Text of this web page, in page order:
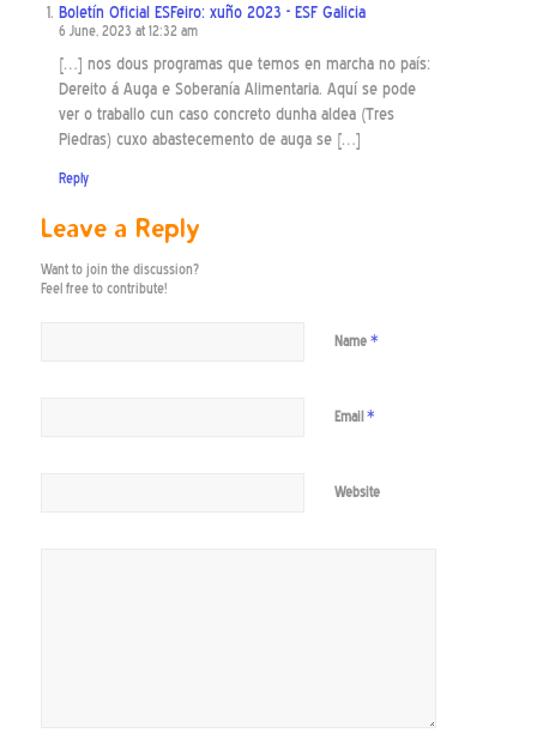
Boletín Oficial ESFeiro: xuño 2023 - ESF Galicia
6 June, 2023 at 12:32 am
[…] nos dous programas que temos en marcha no país:
Dereito á Auga e Soberanía Alimentaria. Aquí se pode
ver o traballo cun caso concreto dunha aldea (Tres
Piedras) cuxo abastecemento de auga se […]
Reply
Leave a Reply
Want to join the discussion?
Feel free to contribute!
Name *
Email *
Website